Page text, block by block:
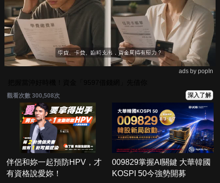
ads by popIn
觀看次數 300,508次 深入了解
伴侶和妳一起預防HPV，才
有資格說愛妳！
009829掌握AI關鍵 大華韓國
KOSPI 50今強勢開募